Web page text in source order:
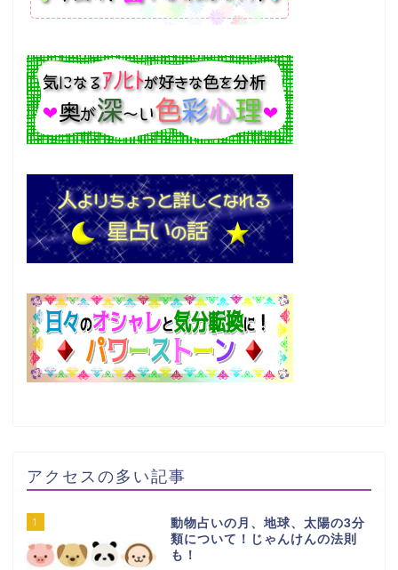
アクセスの多い記事
1
動物占いの月、地球、太陽の3分
類について！じゃんけんの法則
も！